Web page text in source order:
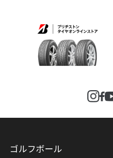
ゴルフボール